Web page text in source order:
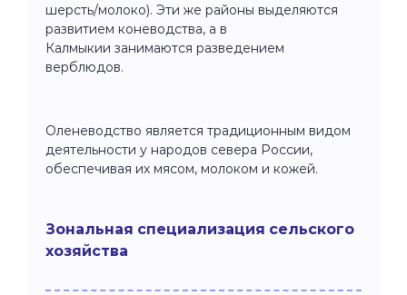
шерсть/молоко). Эти же районы выделяются
развитием коневодства, а в
Калмыкии занимаются разведением
верблюдов.
Оленеводство является традиционным видом
деятельности у народов севера России,
обеспечивая их мясом, молоком и кожей.
Зональная специализация сельского
хозяйства